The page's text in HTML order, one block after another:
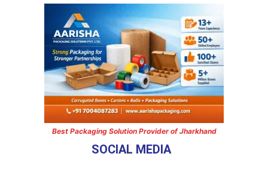
Best Packaging Solution Provider of Jharkhand
SOCIAL MEDIA